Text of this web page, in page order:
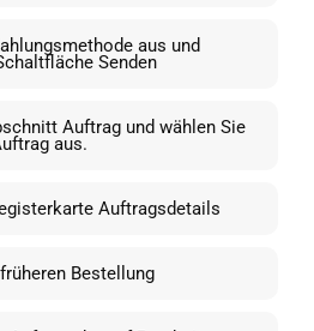
aus und
Senden
Auftrag und wählen Sie
aus.
Auftragsdetails
Bestellung